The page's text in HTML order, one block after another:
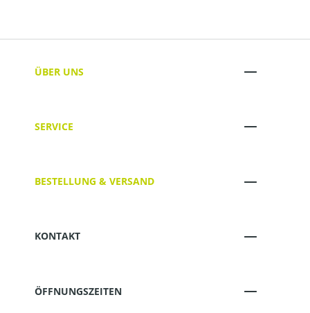
ÜBER UNS
SERVICE
BESTELLUNG & VERSAND
KONTAKT
ÖFFNUNGSZEITEN